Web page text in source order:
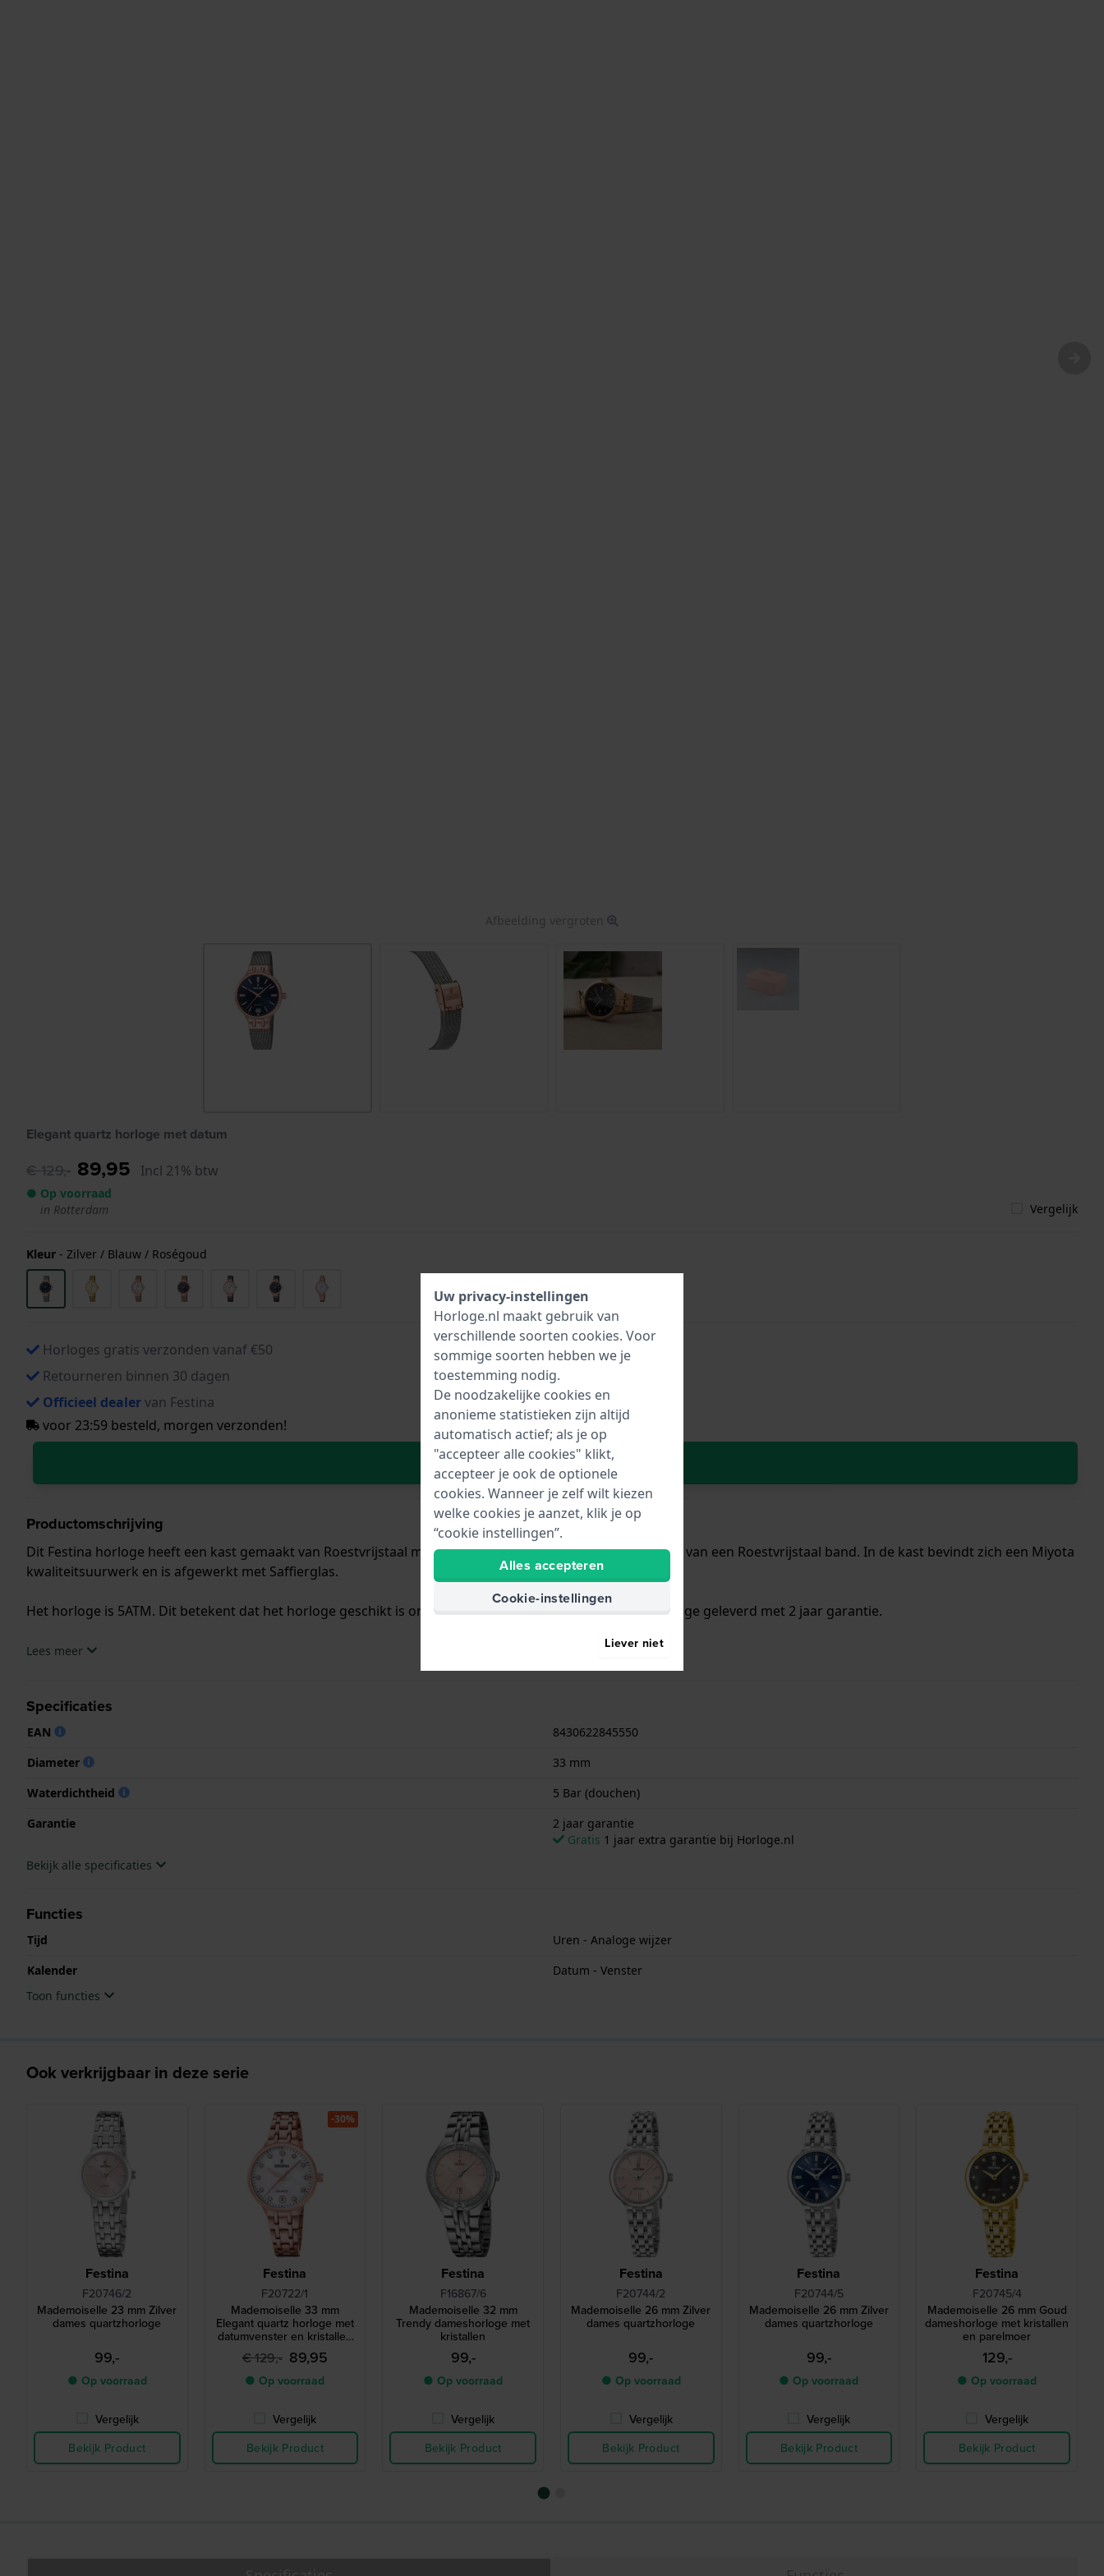
Afbeelding vergroten
Elegant quartz horloge met datum
€ 129,- 89,95 Incl 21% btw
● Op voorraad
in Rotterdam
Vergelijk
Kleur - Zilver / Blauw / Roségoud
Horloges gratis verzonden vanaf €50
Retourneren binnen 30 dagen
Officieel dealervan Festina
voor 23:59 besteld, morgen verzonden!
In Winkelwagen
Productomschrijving
Dit Festina horloge heeft een kast gemaakt van Roestvrijstaal met een diameter van 33 mm en is voorzien van een Roestvrijstaal band. In de kast bevindt zich een Miyota
kwaliteitsuurwerk en is afgewerkt met Saffierglas.
Het horloge is 5ATM. Dit betekent dat het horloge geschikt is om mee te douchen. Verder wordt het horloge geleverd met 2 jaar garantie.
.Lees meer
Specificaties
EAN
8430622845550
Diameter
33 mm
Waterdichtheid
5 Bar (douchen)
Garantie
2 jaar garantie
Gratis 1 jaar extra garantie bij Horloge.nl
Bekijk alle specificaties
Functies
Tijd
Uren - Analoge wijzer
Kalender
Datum - Venster
Toon functies
Ook verkrijgbaar in deze serie
Festina
F20746/2
Mademoiselle 23 mm Zilver
dames quartzhorloge
99,-
● Op voorraad
Vergelijk
Bekijk Product
Festina
F20722/1
Mademoiselle 33 mm
Elegant quartz horloge met
datumvenster en kristallen
indexen
€ 129,- 89,95
● Op voorraad
Vergelijk
Bekijk Product
-30%
Festina
F16867/6
Mademoiselle 32 mm
Trendy dameshorloge met
kristallen
99,-
● Op voorraad
Vergelijk
Bekijk Product
Festina
F20744/2
Mademoiselle 26 mm Zilver
dames quartzhorloge
99,-
● Op voorraad
Vergelijk
Bekijk Product
Festina
F20744/5
Mademoiselle 26 mm Zilver
dames quartzhorloge
99,-
● Op voorraad
Vergelijk
Bekijk Product
Festina
F20745/4
Mademoiselle 26 mm Goud
dameshorloge met kristallen
en parelmoer
129,-
● Op voorraad
Vergelijk
Bekijk Product
Uw privacy-instellingen
Horloge.nl maakt gebruik van
verschillende soorten cookies. Voor
sommige soorten hebben we je
toestemming nodig.
De noodzakelijke cookies en
anonieme statistieken zijn altijd
automatisch actief; als je op
"accepteer alle cookies" klikt,
accepteer je ook de optionele
cookies. Wanneer je zelf wilt kiezen
welke cookies je aanzet, klik je op
“cookie instellingen”.
Alles accepteren
Cookie-instellingen
Liever niet